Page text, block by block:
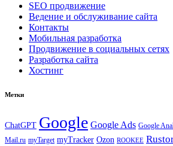
SEO продвижение
Ведение и обслуживание сайта
Контакты
Мобильная разработка
Продвижение в социальных сетях
Разработка сайта
Хостинг
Метки
ChatGPT Google Google Ads Google
Mail.ru myTarget myTracker Ozon ROOKEE